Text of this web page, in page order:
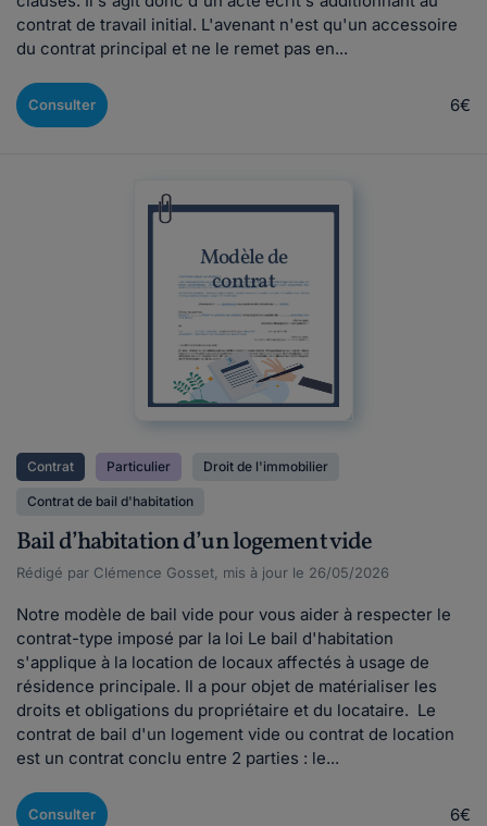
contrat de travail initial. L'avenant n'est qu'un accessoire
du contrat principal et ne le remet pas en...
Consulter 6€
Modèle de
contrat
Contrat Particulier Droit de l'immobilier
Contrat de bail d'habitation
Bail d’habitation d’un logement vide
Rédigé par Clémence Gosset, mis à jour le 26/05/2026
Notre modèle de bail vide pour vous aider à respecter le
contrat-type imposé par la loi Le bail d'habitation
s'applique à la location de locaux affectés à usage de
résidence principale. Il a pour objet de matérialiser les
droits et obligations du propriétaire et du locataire. Le
contrat de bail d'un logement vide ou contrat de location
est un contrat conclu entre 2 parties : le...
Consulter 6€